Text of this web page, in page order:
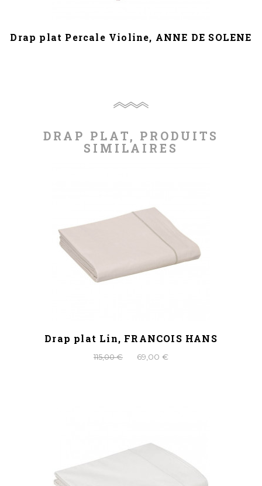
Drap plat Percale Violine, ANNE DE SOLENE
DRAP PLAT, PRODUITS
SIMILAIRES
Drap plat Lin, FRANCOIS HANS
115,00 € 69,00 €